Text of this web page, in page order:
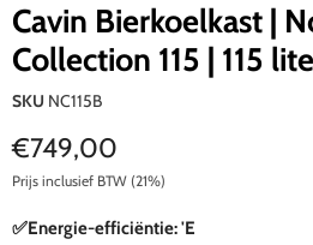
Cavin Bierkoelkast |
Collection 115 | 115
SKU NC115B
Huidige prijs
€749,00
Prijs inclusief BTW (21%)
✅Energie-efficiëntie: 'E